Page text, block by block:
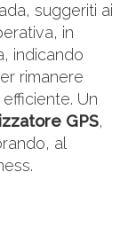
suggeriti ai
in
indicando
rimanere
Un
GPS,
al